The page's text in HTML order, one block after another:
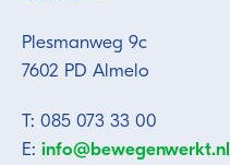
Plesmanweg 9c
7602 PD Almelo
T: 085 073 33 00
E: info@bewegenwerkt.nl